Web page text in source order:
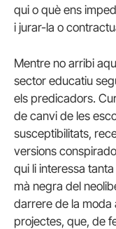
qui o què ens
i jurar-la o
Mentre no arribi
sector educatiu
els predicadors.
de canvi de les
susceptibilitats,
versions
qui li interessa
mà negra del
darrere de la moda
projectes, que, de